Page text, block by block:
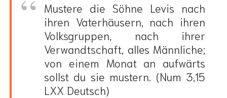
Mustere die Söhne Levis nach
ihren Vaterhäusern, nach ihren
Volksgruppen, nach ihrer
Verwandtschaft, alles Männliche;
von einem Monat an aufwärts
sollst du sie mustern. (Num 3,15
LXX Deutsch)